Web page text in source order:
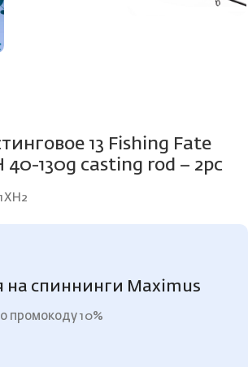
13 Fishing Fate
40-130g casting rod – 2pc
на спиннинги Maximus
промокоду 10%